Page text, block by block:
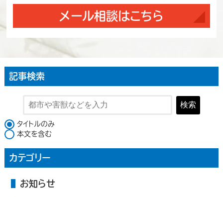
メール相談はこちら
記事検索
検索
検索対象
タイトルのみ
本文を含む
カテゴリー
お知らせ